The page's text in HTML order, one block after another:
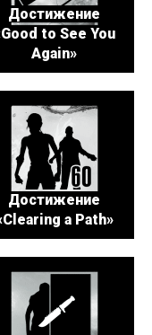
Достижение
to See You
Again»
Достижение
a Path»